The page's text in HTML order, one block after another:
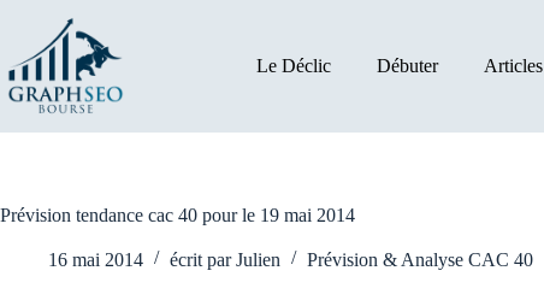
contenu
Le Déclic Débuter Articles
Prévision tendance cac 40 pour le 19 mai 2014
16 mai 2014 écrit par Julien Prévision & Analyse CAC 40